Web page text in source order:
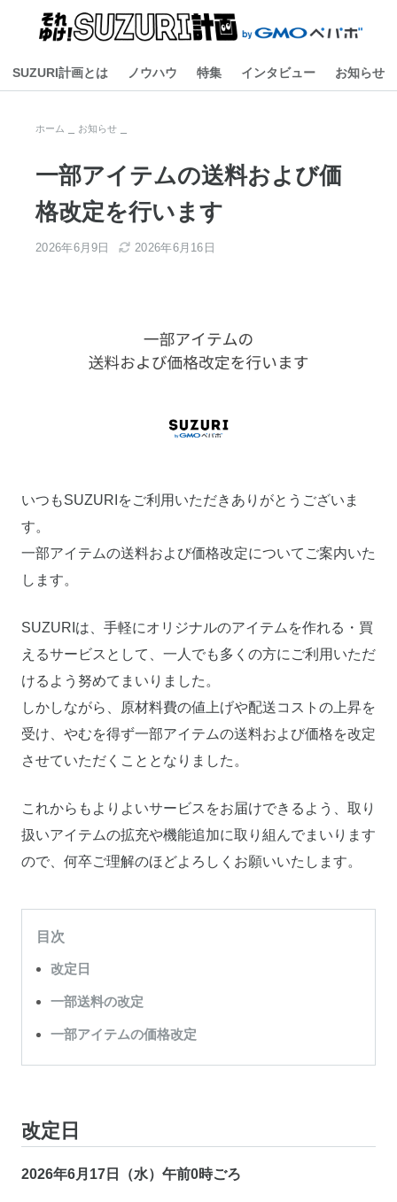
SUZURI計画とは ノウハウ 特集 インタビュー お知らせ
ホーム お知らせ
一部アイテムの送料および価
格改定を行います
2026年6月9日 2026年6月16日
いつもSUZURIをご利用いただきありがとうございま
す。
一部アイテムの送料および価格改定についてご案内いた
します。
SUZURIは、手軽にオリジナルのアイテムを作れる・買
えるサービスとして、一人でも多くの方にご利用いただ
けるよう努めてまいりました。
しかしながら、原材料費の値上げや配送コストの上昇を
受け、やむを得ず一部アイテムの送料および価格を改定
させていただくこととなりました。
これからもよりよいサービスをお届けできるよう、取り
扱いアイテムの拡充や機能追加に取り組んでまいります
ので、何卒ご理解のほどよろしくお願いいたします。
目次
改定日
一部送料の改定
一部アイテムの価格改定
改定日
2026年6月17日（水）午前0時ごろ